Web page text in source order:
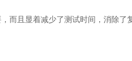
而且显着减少了测试时间，消除了